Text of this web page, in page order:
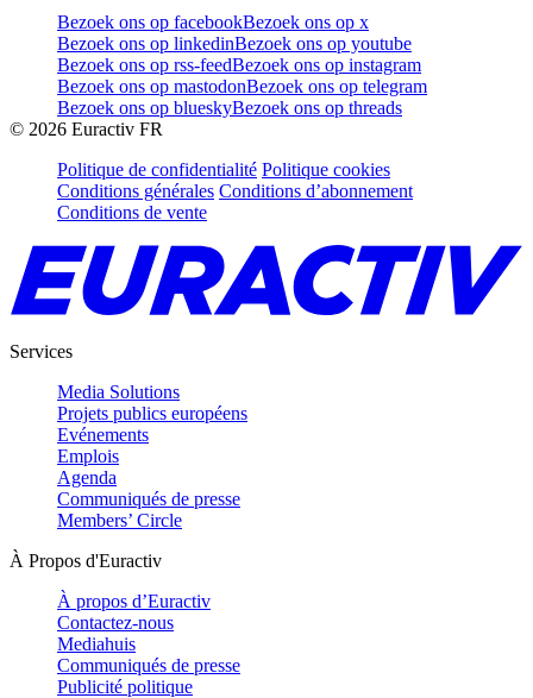
Bezoek ons op facebookBezoek ons op x
Bezoek ons op linkedinBezoek ons op youtube
Bezoek ons op rss-feedBezoek ons op instagram
Bezoek ons op mastodonBezoek ons op telegram
Bezoek ons op blueskyBezoek ons op threads
© 2026 Euractiv FR
Politique de confidentialité Politique cookies
Conditions générales Conditions d’abonnement
Conditions de vente
Services
Media Solutions
Projets publics européens
Evénements
Emplois
Agenda
Communiqués de presse
Members’ Circle
À Propos d'Euractiv
À propos d’Euractiv
Contactez-nous
Mediahuis
Communiqués de presse
Publicité politique